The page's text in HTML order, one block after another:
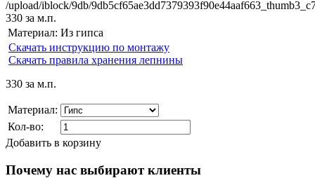
330 за м.п.
Материал: Из гипса
Скачать инструкцию по монтажу
Скачать правила хранения лепнины
330 за м.п.
Материал:
Кол-во:
Добавить в корзину
Почему нас выбирают клиенты